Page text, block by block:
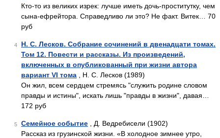
Кто-то из великих изрек: лучше иметь дочь-проститутку, чем
сына-ефрейтора. Справедливо ли это? Не факт. Витек… 70
руб
4
Н. С. Лесков. Собрание сочинений в двенадцати томах.
Том 12. Повести и рассказы. Из произведений,
включенных в опубликованный при жизни автора
вариант VI тома , Н. С. Лесков (1989)
Он жил, всем сердцем стремясь "служить родине словом
правды и истины", искать лишь "правды в жизни", давая…
172 руб
5 Семейное событие , Д. Ведребисели (1902)
Рассказ из грузинской жизни. «В холодное зимнее утро,